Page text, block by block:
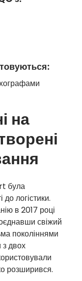
на
була
до логістики.
в 2017 році
свіжий
поколіннями
з двох
розширився.